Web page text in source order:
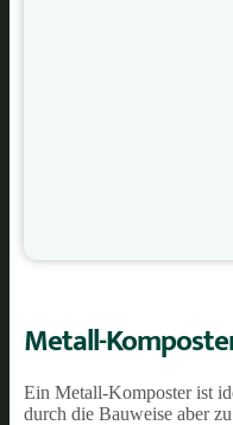
Metall-
Ein Metall-Komposter ist
durch die Bauweise aber